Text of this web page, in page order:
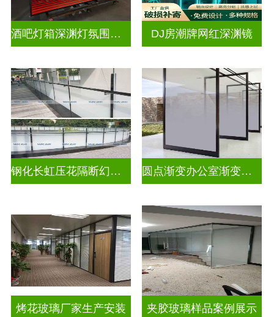
酒吧灯箱深渊灯氛围灯深渊镜 DJ房潮牌网红深渊镜
钢化长虹压花隔断幻彩炫彩渐变玻璃 圆点渐变办公室渐变隔断装饰玻璃
烤花玻璃厂家生产安装 夹胶玻璃样品案例展示